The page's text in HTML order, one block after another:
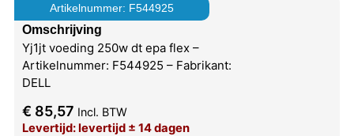
Artikelnummer: F544925
Omschrijving
Yj1jt voeding 250w dt epa flex –
Artikelnummer: F544925 – Fabrikant:
DELL
€ 85,57 Incl. BTW
Levertijd: levertijd ± 14 dagen